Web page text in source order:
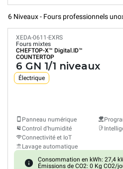
6 Niveaux - Fours professionnels
XEDA-0611-EXRS
Fours mixtes
CHEFTOP-X™ Digital.ID™
COUNTERTOP
6 GN 1/1 niveaux
Électrique
Panneau numérique
Control d'humidité
Connectivité et IoT
Lavage automatique
Consommation en kWh: 27,4
Émissions de CO2: 0 Kg CO2/